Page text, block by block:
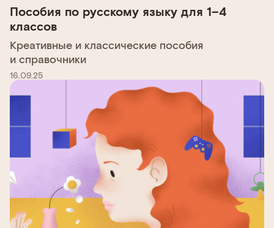
Пособия по русскому языку для 1–4
классов
Креативные и классические пособия
и справочники
16.09.25